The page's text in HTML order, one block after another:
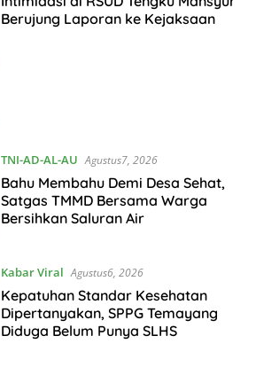
Berujung Laporan ke Kejaksaan
TNI-AD-AL-AU Agustus7, 2026
Bahu Membahu Demi Desa Sehat,
Satgas TMMD Bersama Warga
Bersihkan Saluran Air
Kabar Viral Agustus6, 2026
Kepatuhan Standar Kesehatan
Dipertanyakan, SPPG Temayang
Diduga Belum Punya SLHS